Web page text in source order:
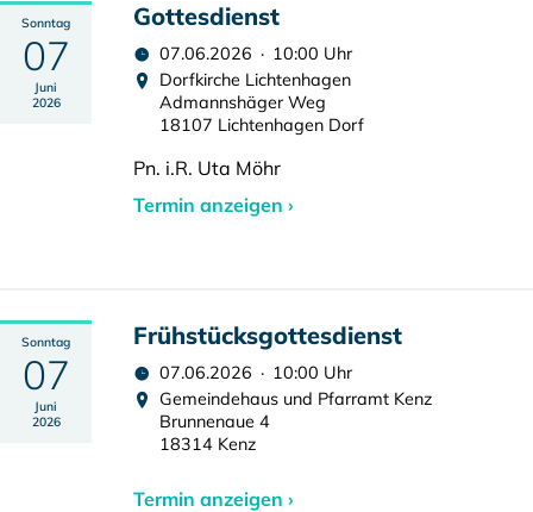
Sonntag
07
Juni
2026
Gottesdienst
07.06.2026 · 10:00 Uhr
Dorfkirche Lichtenhagen
Admannshäger Weg
18107 Lichtenhagen Dorf
Pn. i.R. Uta Möhr
Termin anzeigen ›
Sonntag
07
Juni
2026
Frühstücksgottesdienst
07.06.2026 · 10:00 Uhr
Gemeindehaus und Pfarramt Kenz
Brunnenaue 4
18314 Kenz
Termin anzeigen ›